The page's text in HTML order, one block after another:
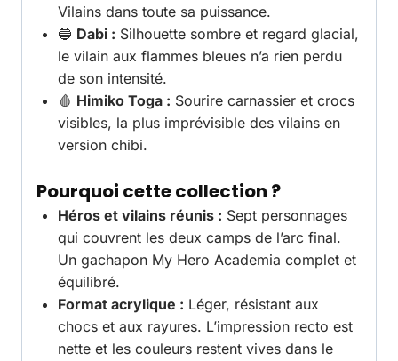
Vilains dans toute sa puissance.
🔵 Dabi : Silhouette sombre et regard glacial,
le vilain aux flammes bleues n’a rien perdu
de son intensité.
🩸 Himiko Toga : Sourire carnassier et crocs
visibles, la plus imprévisible des vilains en
version chibi.
Pourquoi cette collection ?
Héros et vilains réunis : Sept personnages
qui couvrent les deux camps de l’arc final.
Un gachapon My Hero Academia complet et
équilibré.
Format acrylique : Léger, résistant aux
chocs et aux rayures. L’impression recto est
nette et les couleurs restent vives dans le